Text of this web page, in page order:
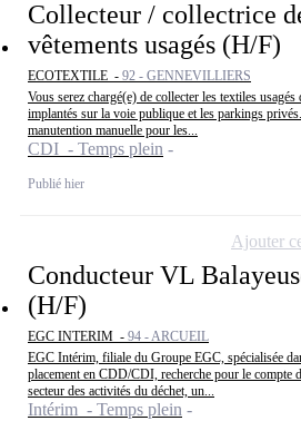
Collecteur / collectrice
vêtements usagés (H/F)
ECOTEXTILE - 92 - GENNEVILLIERS
Vous serez chargé(e) de collecter les textiles usagés
implantés sur la voie publique et les parkings
manutention manuelle pour les...
CDI - Temps plein
Publié hier
Conducteur VL
(H/F)
EGC INTERIM - 94 - ARCUEIL
EGC Intérim, filiale du Groupe EGC, spécialisée
placement en CDD/CDI, recherche pour le compte
secteur des activités du déchet, un...
Intérim - Temps plein
Ajouter